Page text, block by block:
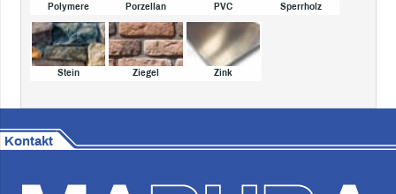
Polymere Porzellan PVC Sperrholz
Stein Ziegel Zink
Kontakt